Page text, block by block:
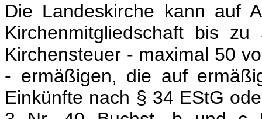
Die Landeskirche kann auf
Kirchenmitgliedschaft bis
Kirchensteuer - maximal 50
- ermäßigen, die auf
Einkünfte nach § 34 EStG